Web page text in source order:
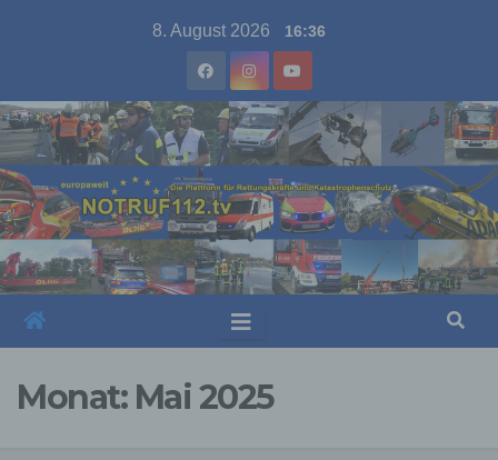
8. August 2026 16:36
Monat: Mai 2025